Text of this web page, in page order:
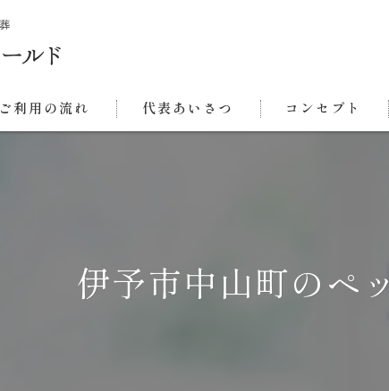
ご利用の流れ 代表あいさつ コンセプト
伊予市中山町のペ